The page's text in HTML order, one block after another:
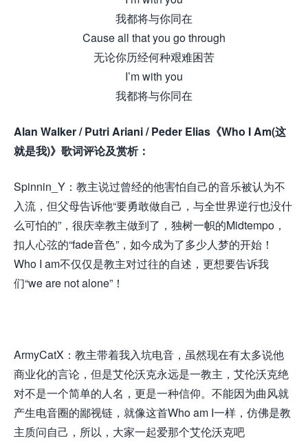
我都将与你同在
Cause all that you go through
无论你历经何种艰难困苦
I’m with you
我都将与你同在
Alan Walker / Putri Ariani / Peder Elias《Who I Am(这
就是我)》歌词评论及赏析：
Spinnin_Y：教主说过曾经的他害怕自己的音乐被认为不
入流，但父母告诉他“要勇敢做自己，与全世界逆行也没什
么可怕的”，很庆幸教主做到了，独树一帜的Midtempo，
扣人心弦的“fade音色”，如今成为了多少人梦的开始！
Who I am不仅仅是教主对过往的自述，更想要告诉我
们“we are not alone”！
ArmyCatX：教主带着我入坑电音，虽然现在有太多说他
商业化的言论，但是艾伦沃克永远是一教主，艾伦沃克绝
对不是一个简单的人名，更是一种信仰。不能因为曲风就
产生电音圈的鄙视链，就像这首Who am I一样，仿佛是教
主质问自己，所以，大家一起爱那个艾伦沃克吧